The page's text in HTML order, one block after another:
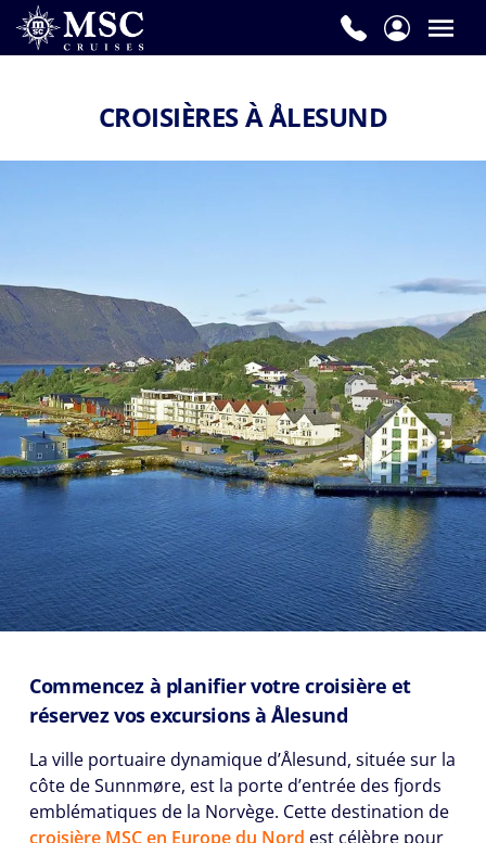
CROISIÈRES À ÅLESUND
Commencez à planifier votre croisière et
réservez vos excursions à Ålesund
La ville portuaire dynamique d’Ålesund, située sur la
côte de Sunnmøre, est la porte d’entrée des fjords
emblématiques de la Norvège. Cette destination de
croisière MSC en Europe du Nord est célèbre pour